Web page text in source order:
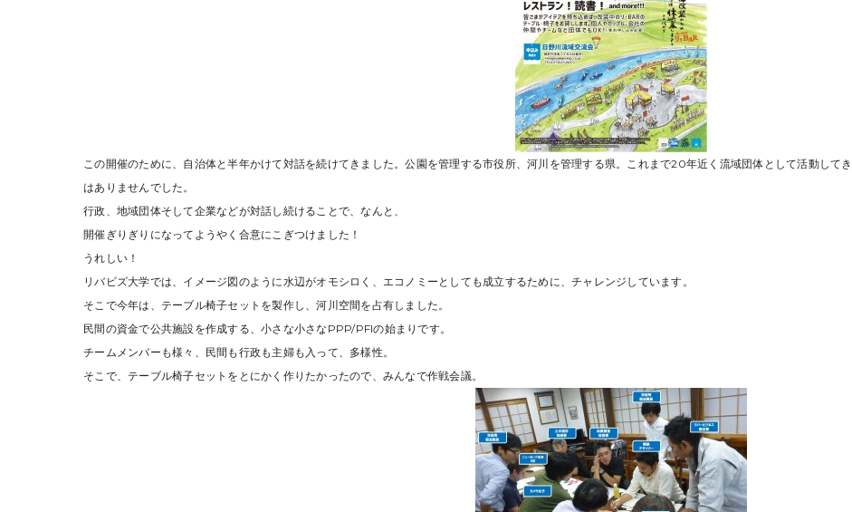
この開催のために、自治体と半年かけて対話を続けてきました。公園を管理する市役所、河川を管理する県。これまで20年近く流域団体として活動して
はありませんでした。
行政、地域団体そして企業などが対話し続けることで、なんと、
開催ぎりぎりになってようやく合意にこぎつけました！
うれしい！
リバビズ大学では、イメージ図のように水辺がオモシロく、エコノミーとしても成立するために、チャレンジしています。
そこで今年は、テーブル椅子セットを製作し、河川空間を占有しました。
民間の資金で公共施設を作成する、小さな小さなPPP/PFIの始まりです。
チームメンバーも様々、民間も行政も主婦も入って、多様性。
そこで、テーブル椅子セットをとにかく作りたかったので、みんなで作戦会議。